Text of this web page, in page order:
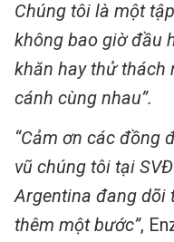
Chúng tôi là một
không bao giờ đầu
khăn hay thử thách
cánh cùng nhau”.
“Cảm ơn các đồng
vũ chúng tôi tại
Argentina đang dõi
thêm một bước”,